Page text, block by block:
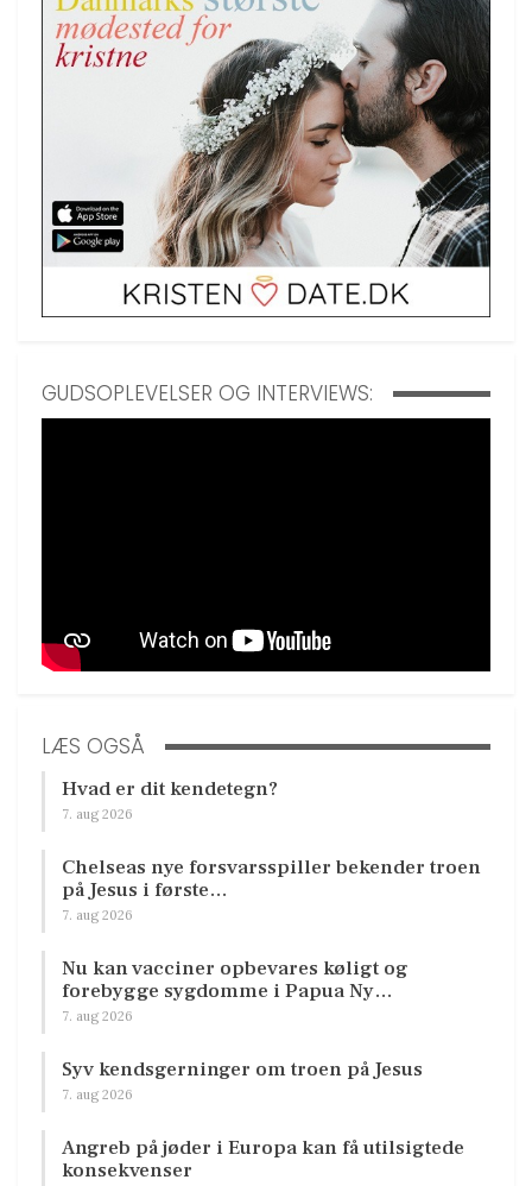
GUDSOPLEVELSER OG INTERVIEWS:
LÆS OGSÅ
Hvad er dit kendetegn?
7. aug 2026
Chelseas nye forsvarsspiller bekender troen
på Jesus i første…
7. aug 2026
Nu kan vacciner opbevares køligt og
forebygge sygdomme i Papua Ny…
7. aug 2026
Syv kendsgerninger om troen på Jesus
7. aug 2026
Angreb på jøder i Europa kan få utilsigtede
konsekvenser